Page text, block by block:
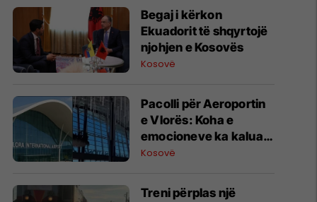
Begaj i kërkon
Ekuadorit të shqyrtojë
njohjen e Kosovës
Kosovë
Pacolli për Aeroportin
e Vlorës: Koha e
emocioneve ka kaluar,
do t’i drejtohemi
drejtësisë
Kosovë
Treni përplas një